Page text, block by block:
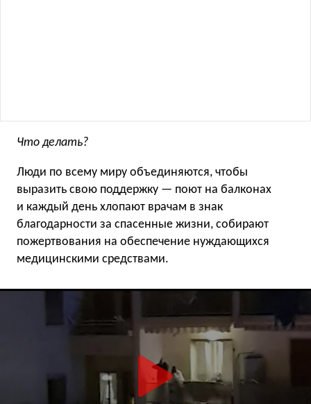
Что делать?
Люди по всему миру объединяются, чтобы
выразить свою поддержку — поют на балконах
и каждый день хлопают врачам в знак
благодарности за спасенные жизни, собирают
пожертвования на обеспечение нуждающихся
медицинскими средствами.